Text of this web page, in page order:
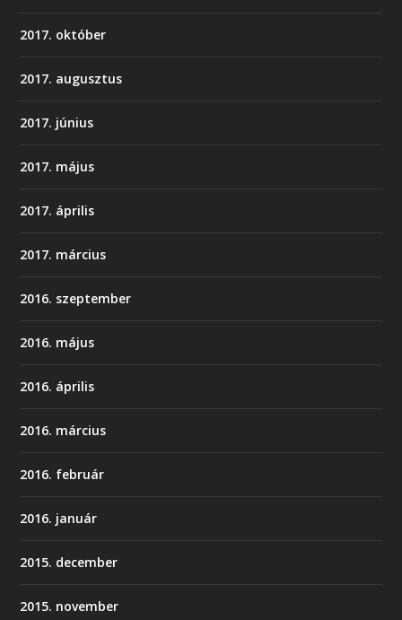
2017. október
2017. augusztus
2017. június
2017. május
2017. április
2017. március
2016. szeptember
2016. május
2016. április
2016. március
2016. február
2016. január
2015. december
2015. november